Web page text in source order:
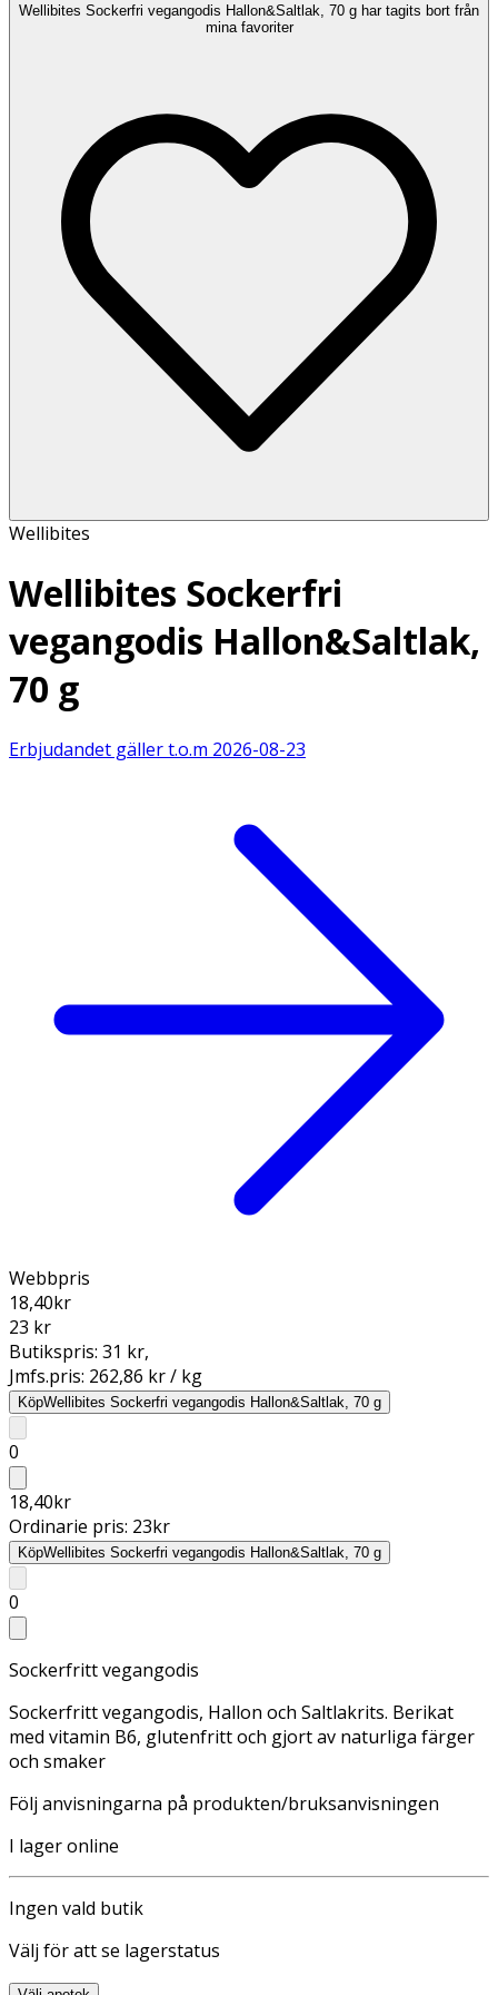
Wellibites Sockerfri vegangodis Hallon&Saltlak, 70 g har tagits bort från
mina favoriter
Wellibites
Wellibites Sockerfri
vegangodis Hallon&Saltlak,
70 g
Erbjudandet gäller t.o.m 2026-08-23
Webbpris
18,40kr
23 kr
Butikspris: 31 kr,
Jmfs.pris: 262,86 kr / kg
KöpWellibites Sockerfri vegangodis Hallon&Saltlak, 70 g
0
18,40kr
Ordinarie pris: 23kr
KöpWellibites Sockerfri vegangodis Hallon&Saltlak, 70 g
0
Sockerfritt vegangodis
Sockerfritt vegangodis, Hallon och Saltlakrits. Berikat
med vitamin B6, glutenfritt och gjort av naturliga färger
och smaker
Följ anvisningarna på produkten/bruksanvisningen
I lager online
Ingen vald butik
Välj för att se lagerstatus